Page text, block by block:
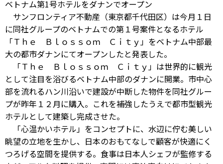
ベトナム第1号ホテルをダナンでオープン
サンフロンティア不動産（東京都千代田区）は今月１日
に同社グループのベトナムでの第１号案件となるホテル
「Ｔｈｅ Ｂｌｏｓｓｏｍ Ｃｉｔｙ」をベトナム中部最
大の都市ダナンにてオープンしたと発表した。
「Ｔｈｅ Ｂｌｏｓｓｏｍ Ｃｉｔｙ」は世界的に観光
として注目を浴びるベトナム中部のダナンに開業。市中心
部を流れるハン川沿いで建設が中断した物件を同社グルー
プが昨年１２月に購入。これを補強したうえで都市型観光
ホテルとして建築し完成させた。
「心温かいホテル」をコンセプトに、水辺に佇む美しい
眺望の立地を生かし、日本のおもてなしで顧客が快適にく
つろげる空間を提供する。食事は日本人シェフが監修する